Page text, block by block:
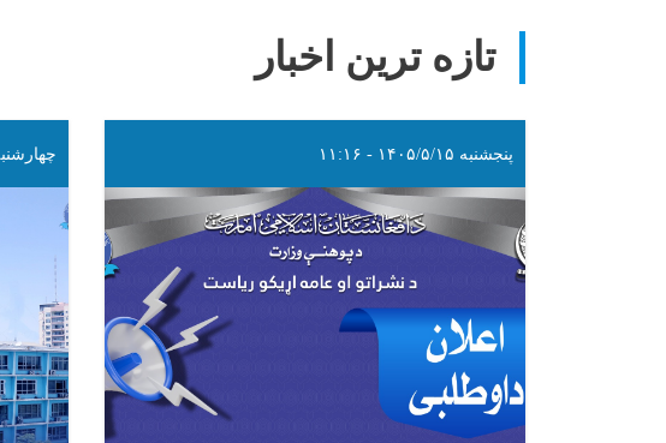
تازه ترین اخبار
پنجشنبه ۱۴۰۵/۵/۱۵ - ۱۱:۱۶ چهارشنبه ۱۴۰۵/۵/۱۴ -